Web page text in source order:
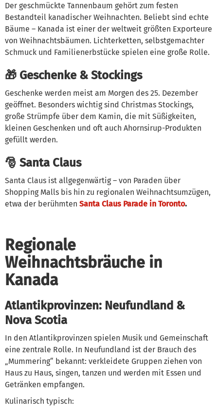
Der geschmückte Tannenbaum gehört zum festen
Bestandteil kanadischer Weihnachten. Beliebt sind echte
Bäume – Kanada ist einer der weltweit größten Exporteure
von Weihnachtsbäumen. Lichterketten, selbstgemachter
Schmuck und Familienerbstücke spielen eine große Rolle.
🎁 Geschenke & Stockings
Geschenke werden meist am Morgen des 25. Dezember
geöffnet. Besonders wichtig sind Christmas Stockings,
große Strümpfe über dem Kamin, die mit Süßigkeiten,
kleinen Geschenken und oft auch Ahornsirup-Produkten
gefüllt werden.
🎅 Santa Claus
Santa Claus ist allgegenwärtig – von Paraden über
Shopping Malls bis hin zu regionalen Weihnachtsumzügen,
etwa der berühmten Santa Claus Parade in Toronto.
Regionale
Weihnachtsbräuche in
Kanada
Atlantikprovinzen: Neufundland &
Nova Scotia
In den Atlantikprovinzen spielen Musik und Gemeinschaft
eine zentrale Rolle. In Neufundland ist der Brauch des
„Mummering“ bekannt: verkleidete Gruppen ziehen von
Haus zu Haus, singen, tanzen und werden mit Essen und
Getränken empfangen.
Kulinarisch typisch: